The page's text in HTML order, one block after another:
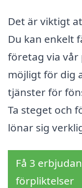
Det är viktigt
Du kan enkelt
företag via
möjligt för dig
tjänster för
Ta steget och
lönar sig
Få 3
förpliktelser